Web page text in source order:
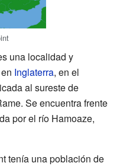
una localidad y
Inglaterra, en el
al sureste de
Se encuentra frente
por el río Hamoaze,
tenía una población de